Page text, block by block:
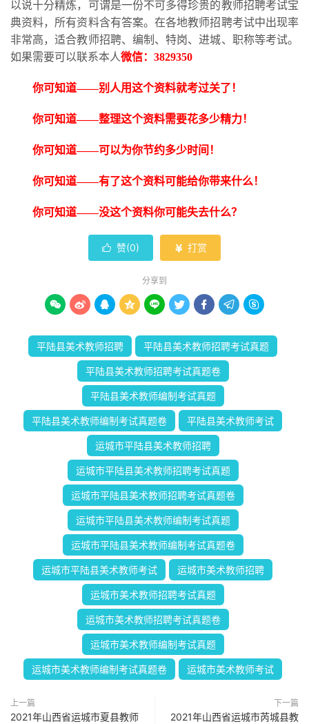
以说十分精炼，可谓是一份不可多得珍贵的教师招聘考试宝
典资料，所有资料含有答案。在各地教师招聘考试中出现率
非常高，适合教师招聘、编制、特岗、进城、职称等考试。
如果需要可以联系本人微信： 3829350
你可知道——别人用这个资料就考过关了！
你可知道——整理这个资料需要花多少精力！
你可知道——可以为你节约多少时间！
你可知道——有了这个资料可能给你带来什么！
你可知道——没这个资料你可能失去什么？
 赞(0)  打赏
分享到
        
平陆县美术教师招聘 平陆县美术教师招聘考试真题
平陆县美术教师招聘考试真题卷
平陆县美术教师编制考试真题
平陆县美术教师编制考试真题卷 平陆县美术教师考试
运城市平陆县美术教师招聘
运城市平陆县美术教师招聘考试真题
运城市平陆县美术教师招聘考试真题卷
运城市平陆县美术教师编制考试真题
运城市平陆县美术教师编制考试真题卷
运城市平陆县美术教师考试 运城市美术教师招聘
运城市美术教师招聘考试真题
运城市美术教师招聘考试真题卷
运城市美术教师编制考试真题
运城市美术教师编制考试真题卷 运城市美术教师考试
上一篇
2021年山西省运城市夏县教师
下一篇
2021年山西省运城市芮城县教